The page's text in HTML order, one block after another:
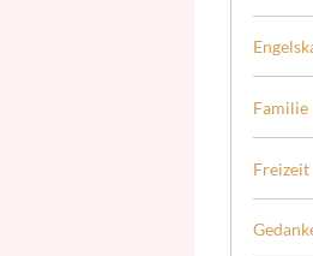
Familie
Freizeit